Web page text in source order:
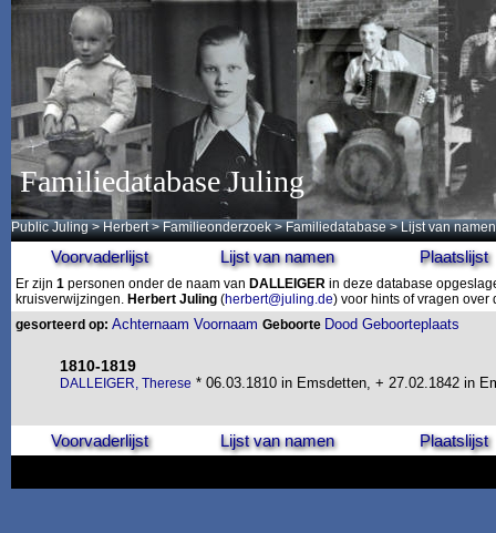
Familiedatabase Juling
Public Juling >Herbert >Familieonderzoek >Familiedatabase > Lijst van namen
Voorvaderlijst Lijst van namen Plaatslijst
Er zijn 1 personen onder de naam van DALLEIGER in deze database
kruisverwijzingen. Herbert Juling (herbert@juling.de) voor hints of vragen
gesorteerd op: Achternaam Voornaam Geboorte Dood Geboorteplaats
1810-1819
DALLEIGER, Therese * 06.03.1810 in Emsdetten, + 27.02.1842 in
Voorvaderlijst Lijst van namen Plaatslijst